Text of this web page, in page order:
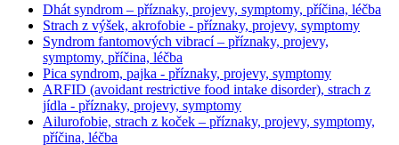
Dhát syndrom – příznaky, projevy, symptomy, příčina, léčba
Strach z výšek, akrofobie - příznaky, projevy, symptomy
Syndrom fantomových vibrací – příznaky, projevy,
symptomy, příčina, léčba
Pica syndrom, pajka - příznaky, projevy, symptomy
ARFID (avoidant restrictive food intake disorder), strach z
jídla - příznaky, projevy, symptomy
Ailurofobie, strach z koček – příznaky, projevy, symptomy,
příčina, léčba